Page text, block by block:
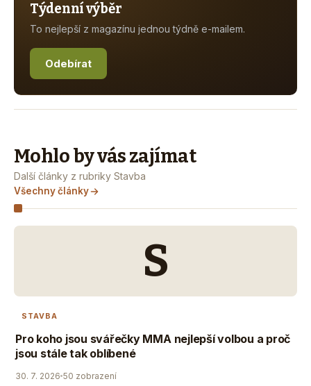
Týdenní výběr
To nejlepší z magazínu jednou týdně e-mailem.
Odebírat
Mohlo by vás zajímat
Další články z rubriky Stavba
Všechny články
S
STAVBA
Pro koho jsou svářečky MMA nejlepší volbou a proč
jsou stále tak oblíbené
30. 7. 2026 50 zobrazení